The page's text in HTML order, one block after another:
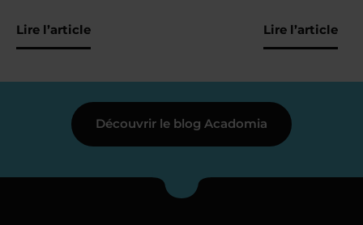
Lire l’article Lire l’article
Découvrir le blog Acadomia